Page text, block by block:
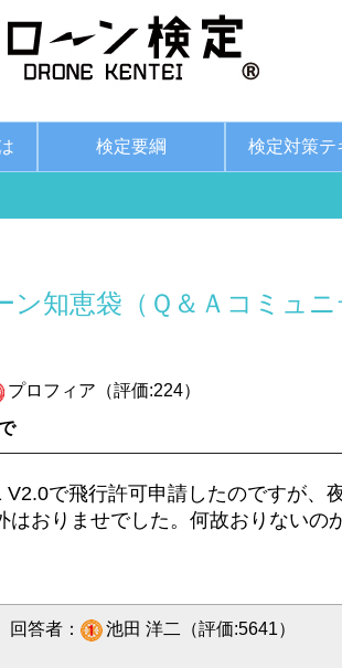
検定要綱 検定対策テ
ン知恵袋（Ｑ＆Ａコミュ
プロフィア（評価:224）
V2.0で飛行許可申請したのですが、
はおりませでした。何故おりないの
回答者： 池田 洋二（評価:5641）